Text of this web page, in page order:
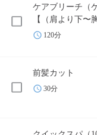
ケアブリーチ（
【（肩より下〜
120分
前髪カット
30分